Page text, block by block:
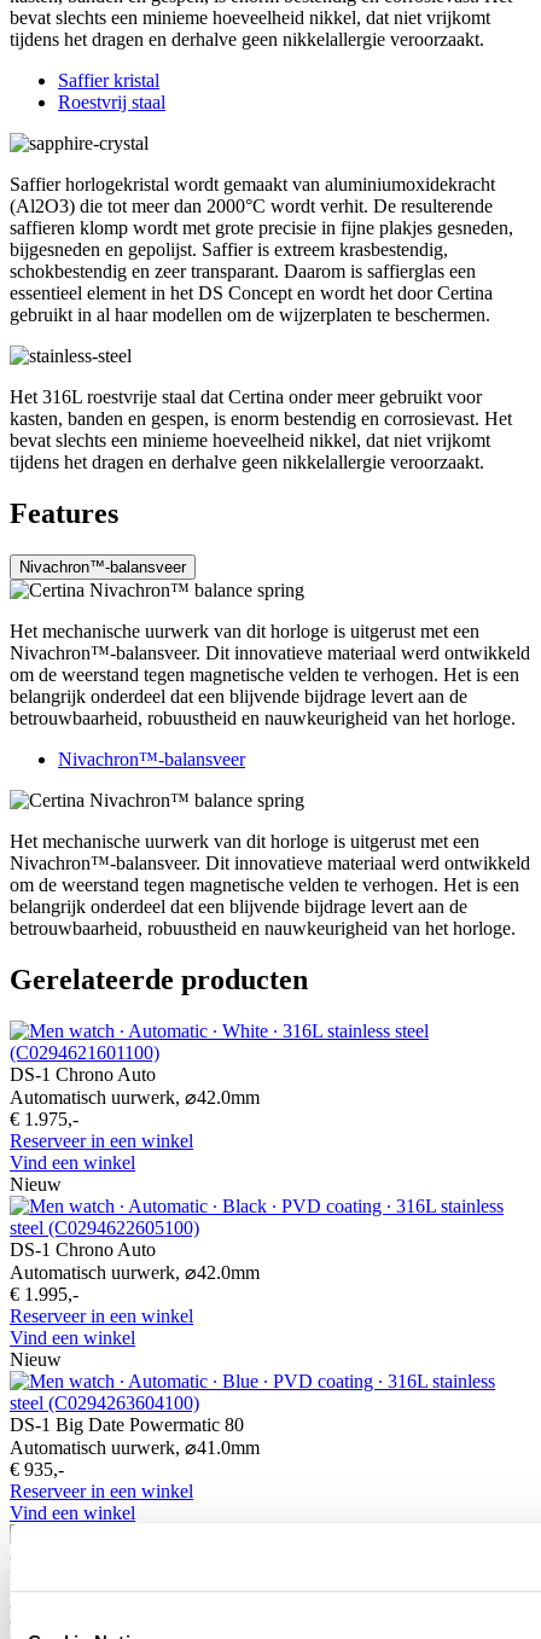
bevat slechts een minieme hoeveelheid nikkel, dat niet vrijkomt
tijdens het dragen en derhalve geen nikkelallergie veroorzaakt.
Saffier kristal
Roestvrij staal
Saffier horlogekristal wordt gemaakt van aluminiumoxidekracht
(Al2O3) die tot meer dan 2000°C wordt verhit. De resulterende
saffieren klomp wordt met grote precisie in fijne plakjes gesneden,
bijgesneden en gepolijst. Saffier is extreem krasbestendig,
schokbestendig en zeer transparant. Daarom is saffierglas een
essentieel element in het DS Concept en wordt het door Certina
gebruikt in al haar modellen om de wijzerplaten te beschermen.
Het 316L roestvrije staal dat Certina onder meer gebruikt voor
kasten, banden en gespen, is enorm bestendig en corrosievast. Het
bevat slechts een minieme hoeveelheid nikkel, dat niet vrijkomt
tijdens het dragen en derhalve geen nikkelallergie veroorzaakt.
Features
Nivachron™-balansveer
Het mechanische uurwerk van dit horloge is uitgerust met een
Nivachron™-balansveer. Dit innovatieve materiaal werd ontwikkeld
om de weerstand tegen magnetische velden te verhogen. Het is een
belangrijk onderdeel dat een blijvende bijdrage levert aan de
betrouwbaarheid, robuustheid en nauwkeurigheid van het horloge.
Nivachron™-balansveer
Het mechanische uurwerk van dit horloge is uitgerust met een
Nivachron™-balansveer. Dit innovatieve materiaal werd ontwikkeld
om de weerstand tegen magnetische velden te verhogen. Het is een
belangrijk onderdeel dat een blijvende bijdrage levert aan de
betrouwbaarheid, robuustheid en nauwkeurigheid van het horloge.
Gerelateerde producten
DS-1 Chrono Auto
Automatisch uurwerk, ⌀42.0mm
€ 1.975,-
Reserveer in een winkel
Vind een winkel
Nieuw
DS-1 Chrono Auto
Automatisch uurwerk, ⌀42.0mm
€ 1.995,-
Reserveer in een winkel
Vind een winkel
Nieuw
DS-1 Big Date Powermatic 80
Automatisch uurwerk, ⌀41.0mm
€ 935,-
Reserveer in een winkel
Vind een winkel
DS-1 Day Date
€ 860,-